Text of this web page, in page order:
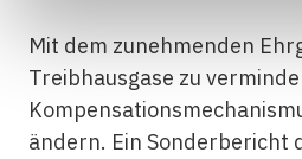
Mit dem zunehmenden
Treibhausgase zu
ändern. Ein Sonderbericht